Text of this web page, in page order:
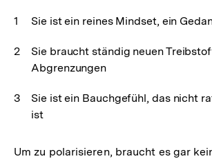
Sie ist ein reines Mindset, ein
Sie braucht ständig neuen
Abgrenzungen
Sie ist ein Bauchgefühl, das nicht
ist
Um zu polarisieren, braucht es gar